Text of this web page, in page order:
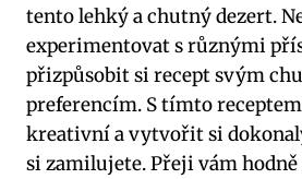
tento lehký a chutný dezert.
experimentovat s různými
přizpůsobit si recept svým
preferencím. S tímto
kreativní a vytvořit si
si zamilujete. Přeji vám